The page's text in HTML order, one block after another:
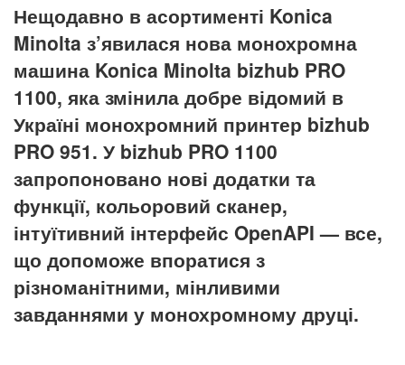
Нещодавно в асортименті Konica
Minolta з’явилася нова монохромна
машина Konica Minolta bizhub PRO
1100, яка змінила добре відомий в
Україні монохромний принтер bizhub
PRO 951. У bizhub PRO 1100
запропоновано нові додатки та
функції, кольоровий сканер,
інтуїтивний інтерфейс OpenAPI — все,
що допоможе впоратися з
різноманітними, мінливими
завданнями у монохромному друці.